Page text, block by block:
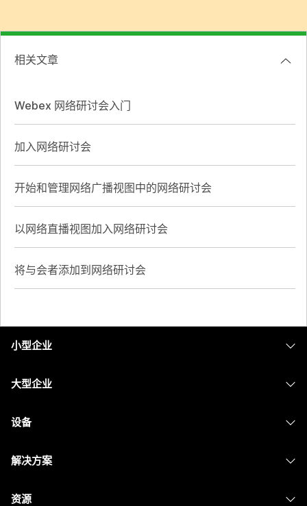
相关文章
Webex 网络研讨会入门
加入网络研讨会
开始和管理网络广播视图中的网络研讨会
以网络直播视图加入网络研讨会
将与会者添加到网络研讨会
小型企业
大型企业
设备
解决方案
资源